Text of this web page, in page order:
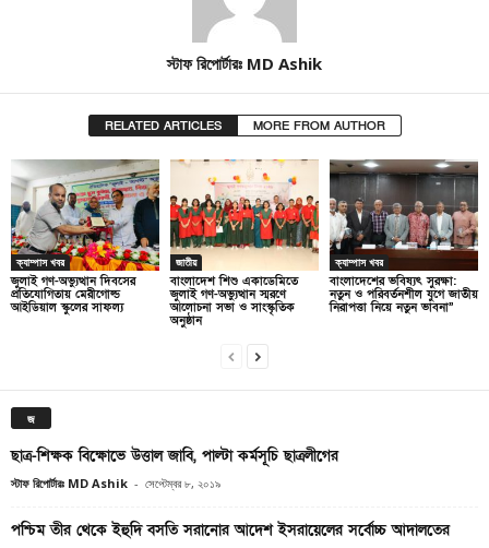
স্টাফ রিপোর্টারঃ MD Ashik
RELATED ARTICLES MORE FROM AUTHOR
ক্যাম্পাস খবর
জুলাই গণ-অভ্যুত্থান দিবসের
প্রতিযোগিতায় মেরীগোল্ড
আইডিয়াল স্কুলের সাফল্য
জাতীয়
বাংলাদেশ শিশু একাডেমিতে
জুলাই গণ-অভ্যুত্থান স্মরণে
আলোচনা সভা ও সাংস্কৃতিক
অনুষ্ঠান
ক্যাম্পাস খবর
বাংলাদেশের ভবিষ্যৎ সুরক্ষা:
নতুন ও পরিবর্তনশীল যুগে জাতীয়
নিরাপত্তা নিয়ে নতুন ভাবনা”
জ
ছাত্র-শিক্ষক বিক্ষোভে উত্তাল জাবি, পাল্টা কর্মসূচি ছাত্রলীগের
স্টাফ রিপোর্টারঃ MD Ashik - সেপ্টেম্বর ৮, ২০১৯
পশ্চিম তীর থেকে ইহুদি বসতি সরানোর আদেশ ইসরায়েলের সর্বোচ্চ আদালতের